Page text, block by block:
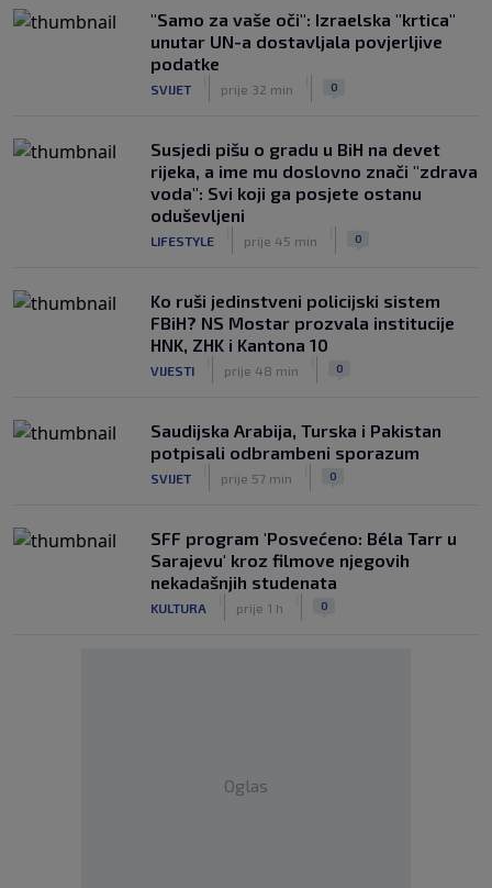
"Samo za vaše oči": Izraelska "krtica"
unutar UN-a dostavljala povjerljive
podatke
SVIJET prije 32 min 0
Susjedi pišu o gradu u BiH na devet
rijeka, a ime mu doslovno znači "zdrava
voda": Svi koji ga posjete ostanu
oduševljeni
LIFESTYLE prije 45 min 0
Ko ruši jedinstveni policijski sistem
FBiH? NS Mostar prozvala institucije
HNK, ZHK i Kantona 10
VIJESTI prije 48 min 0
Saudijska Arabija, Turska i Pakistan
potpisali odbrambeni sporazum
SVIJET prije 57 min 0
SFF program 'Posvećeno: Béla Tarr u
Sarajevu' kroz filmove njegovih
nekadašnjih studenata
KULTURA prije 1 h 0
Oglas